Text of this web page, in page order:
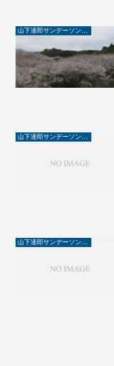
山下達郎サンデーソングブック
山下達郎サンデーソングブック